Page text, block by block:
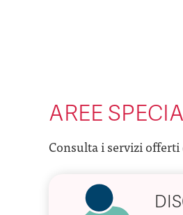
AREE
Consulta i servizi